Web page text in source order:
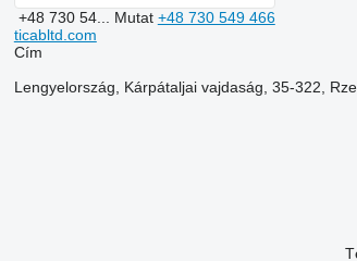
+48 730 54... Mutat +48 730 549 466
ticabltd.com
Сím
Lengyelország, Kárpátaljai vajdaság, 35-322,